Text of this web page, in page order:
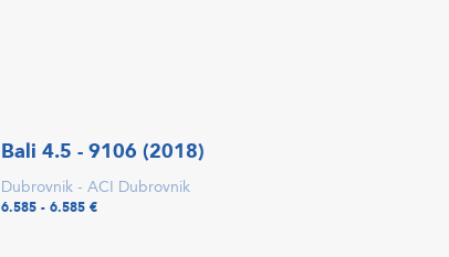
Bali 4.5 - 9106 (2018)
Dubrovnik - ACI Dubrovnik
6.585 - 6.585 €